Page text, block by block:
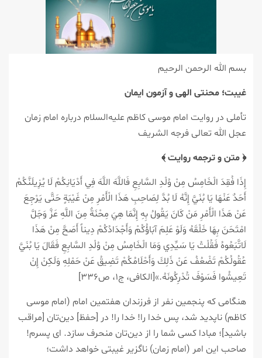
بسم الله الرحمن الرحیم
غیبت؛ محنتی الهی و آزمون ایمان
تأملی در روایت امام موسی کاظم علیه‌السلام درباره امام زمان
عجل الله تعالی فرجه الشریف
﴿متن و ترجمه روایت﴾
إِذَا فُقِدَ الْخَامِسُ مِنْ وُلْدِ السَّابِعِ فَاللَّهَ اللَّهَ فِي أَدْيَانِكُمْ لَا يُزِيلَنَّكُمْ
أَحَدٌ عَنْهَا يَا بُنَيَّ إِنَّهُ لَا بُدَّ لِصَاحِبِ هَذَا الْأَمْرِ مِنْ غَيْبَةٍ حَتَّى يَرْجِعَ
عَنْ هَذَا الْأَمْرِ مَنْ كَانَ يَقُولُ بِهِ إِنَّمَا هِيَ مِحْنَةٌ مِنَ اللَّهِ عَزَّ وَجَلَّ
امْتَحَنَ بِهَا خَلْقَهُ وَلَوْ عَلِمَ آبَاؤُكُمْ وَأَجْدَادُكُمْ دِيناً أَصَحَّ مِنْ هَذَا
لَاتَّبَعُوهُ فَقُلْتُ يَا سَيِّدِي وَمَا الْخَامِسُ مِنْ وُلْدِ السَّابِعِ فَقَالَ يَا بُنَيَّ
عُقُولُكُمْ تَضْعُفُ عَنْ ذَلِكَ وَأَحْلَامُكُمْ تَضِيقُ عَنْ حَمْلِهِ وَلَكِنْ إِنْ
تَعِيشُوا فَسَوْفَ تُدْرِكُونَهُ.»[الکافی، ج۱، ص۳۳۶]
هنگامی که پنجمین نفر از فرزندان هفتمین امام (امام موسی
کاظم) ناپدید شد، پس خدا را! خدا را! در [حفظ] دین‌تان [مراقب
باشید]؛ مبادا کسی شما را از دین‌تان منحرف سازد. ای پسرم!
صاحب این امر (امام زمان) ناگزیر غیبتی خواهد داشت؛